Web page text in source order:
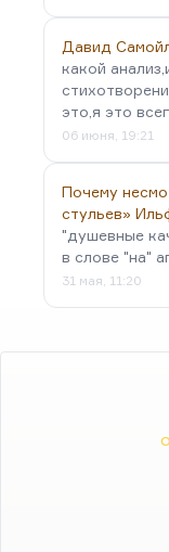
Давид
какой
это,я это
06 июня, 19:21
Почему
стульев»
"душевные
в слове "на"
31 мая, 11:20